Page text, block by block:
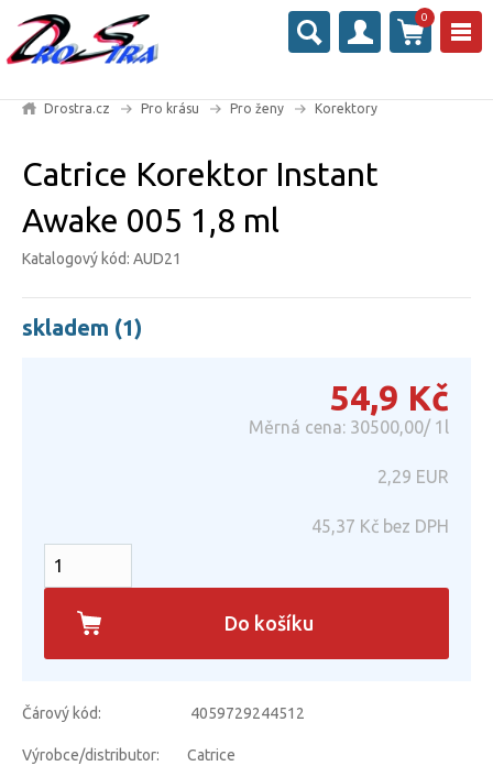
0
Drostra.cz Pro krásu Pro ženy Korektory
Catrice Korektor Instant
Awake 005 1,8 ml
Katalogový kód: AUD21
skladem (1)
54,9 Kč
Měrná cena: 30500,00/ 1l
2,29 EUR
45,37 Kč bez DPH
Do košíku
Čárový kód: 4059729244512
Výrobce/distributor:
Catrice